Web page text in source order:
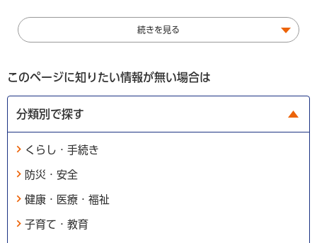
続きを見る
このページに知りたい情報が無い場合は
分類別で探す
くらし・手続き
防災・安全
健康・医療・福祉
子育て・教育